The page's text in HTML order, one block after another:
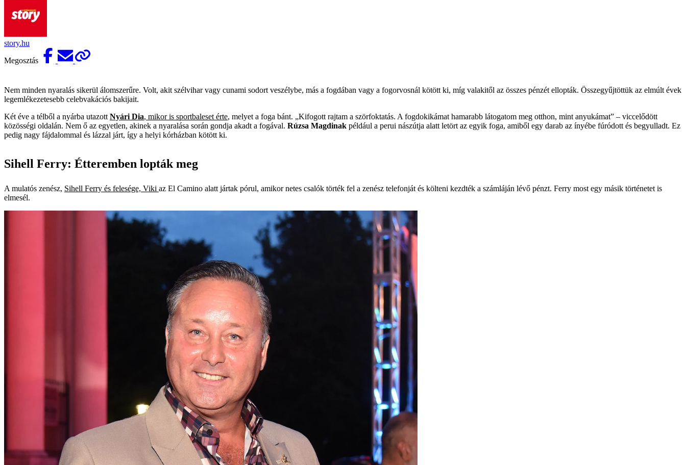
story.hu
Megosztás
Nem minden nyaralás sikerül álomszerűre. Volt, akit szélvihar vagy cunami sodort veszélybe, más a fogdában vagy a fogorvosnál kötött ki, míg valakitől az összes pénzét ellopták. Összegyűjtöttük az elmúlt évek
legemlékezetesebb celebvakációs bakijait.
Két éve a télből a nyárba utazott Nyári Dia, mikor is sportbaleset érte, melyet a foga bánt. „Kifogott rajtam a szörfoktatás. A fogdokikámat hamarabb látogatom meg otthon, mint anyukámat” – viccelődött
közösségi oldalán. Nem ő az egyetlen, akinek a nyaralása során gondja akadt a fogával. Rúzsa Magdinak például a perui nászútja alatt letört az egyik foga, amiből egy darab az ínyébe fúródott és begyulladt. Ez
pedig nagy fájdalommal és lázzal járt, így a helyi kórházban kötött ki.
Sihell Ferry: Étteremben lopták meg
A mulatós zenész, Sihell Ferry és felesége, Viki az El Camino alatt jártak pórul, amikor netes csalók törték fel a zenész telefonját és költeni kezdték a számláján lévő pénzt. Ferry most egy másik történetet is
elmesél.